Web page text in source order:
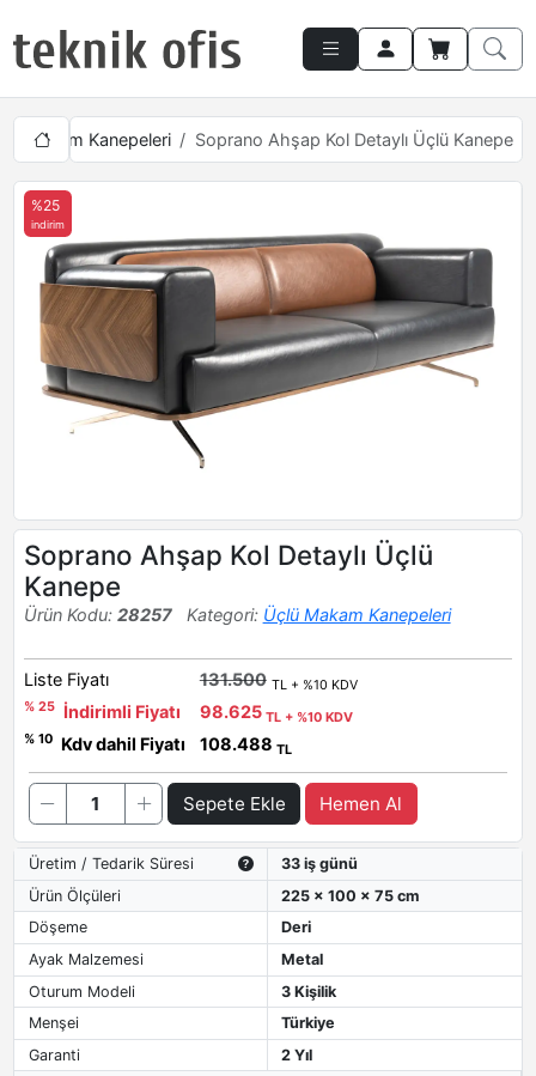
Makam Kanepeleri Soprano Ahşap Kol Detaylı Üçlü Kanepe
%25
indirim
Soprano Ahşap Kol Detaylı Üçlü
Kanepe
Ürün Kodu: 28257 Kategori: Üçlü Makam Kanepeleri
Liste Fiyatı 131.500 TL + %10 KDV
% 25
İndirimli Fiyatı 98.625 TL + %10 KDV
% 10
Kdv dahil Fiyatı 108.488 TL
Sepete Ekle Hemen Al
Üretim / Tedarik Süresi
33 iş günü
Ürün Ölçüleri
225 x 100 x 75 cm
Döşeme
Deri
Ayak Malzemesi
Metal
Oturum Modeli
3 Kişilik
Menşei
Türkiye
Garanti
2 Yıl